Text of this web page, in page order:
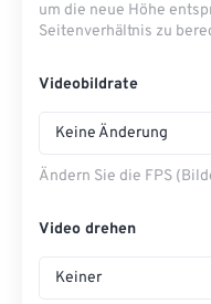
um die neue Höhe
Seitenverhältnis zu
Videobildrate
Keine Änderung
Ändern Sie die FPS
Video drehen
Keiner